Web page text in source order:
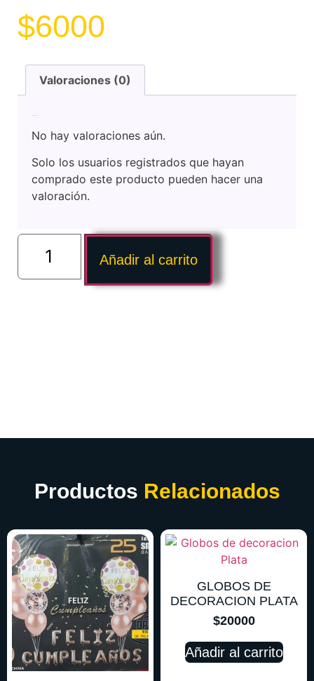
$6000
Valoraciones (0)
No hay valoraciones aún.
Solo los usuarios registrados que hayan
comprado este producto pueden hacer una
valoración.
Añadir al carrito
Productos Relacionados
GLOBOS DE
DECORACION PLATA
$20000
Añadir al carrito